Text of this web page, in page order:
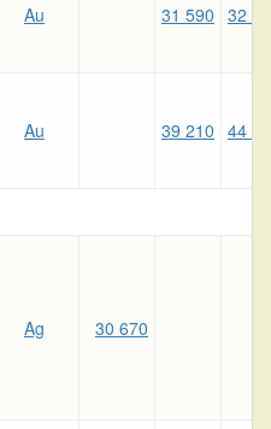
Au 31 590 32
Au 39 210 44
Ag 30 670